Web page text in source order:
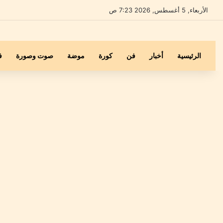
الأربعاء, 5 أغسطس, 2026 7:23 ص
الرئيسية أخبار فن كورة موضة صوت وصورة